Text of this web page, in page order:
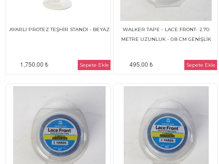
AYARLI PROTEZ TEŞHİR STANDI - BEYAZ
1,750.00 ₺ Sepete Ekle
WALKER TAPE - LACE FRONT- 2.70
METRE UZUNLUK - 0.8 CM GENİŞLİK
495.00 ₺ Sepete Ekle